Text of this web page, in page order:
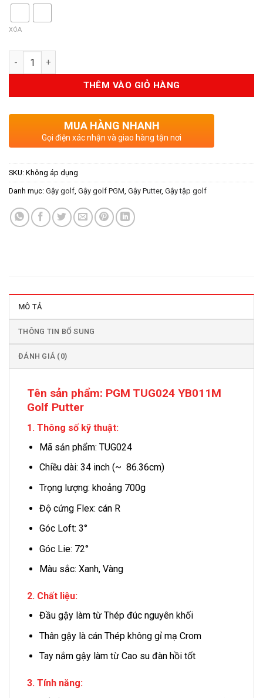
XÓA
Số lượng
THÊM VÀO GIỎ HÀNG
MUA HÀNG NHANH
Gọi điện xác nhận và giao hàng tận nơi
SKU: Không áp dụng
Danh mục: Gậy golf, Gậy golf PGM, Gậy Putter, Gậy tập golf
MÔ TẢ
THÔNG TIN BỔ SUNG
ĐÁNH GIÁ (0)
Tên sản phẩm: PGM TUG024 YB011M
Golf Putter
1. Thông số kỹ thuật:
Mã sản phẩm: TUG024
Chiều dài: 34 inch (~ 86.36cm)
Trọng lượng: khoảng 700g
Độ cứng Flex: cán R
Góc Loft: 3°
Góc Lie: 72°
Màu sắc: Xanh, Vàng
2. Chất liệu:
Đầu gậy làm từ Thép đúc nguyên khối
Thân gậy là cán Thép không gỉ mạ Crom
Tay nắm gậy làm từ Cao su đàn hồi tốt
3. Tính năng: